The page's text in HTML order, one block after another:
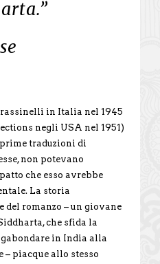
in Italia nel 1945
negli USA nel 1951)
traduzioni di
non potevano
che esso avrebbe
La storia
del romanzo – un giovane
che sfida la
in India alla
piacque allo stesso